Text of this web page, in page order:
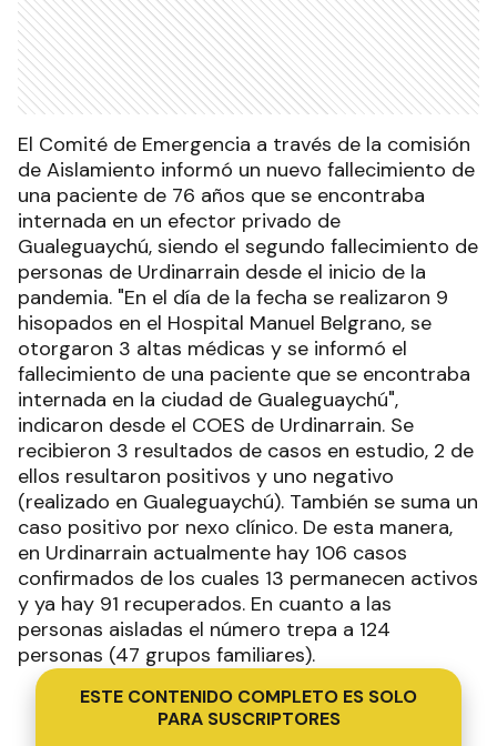
El Comité de Emergencia a través de la comisión
de Aislamiento informó un nuevo fallecimiento de
una paciente de 76 años que se encontraba
internada en un efector privado de
Gualeguaychú, siendo el segundo fallecimiento de
personas de Urdinarrain desde el inicio de la
pandemia. "En el día de la fecha se realizaron 9
hisopados en el Hospital Manuel Belgrano, se
otorgaron 3 altas médicas y se informó el
fallecimiento de una paciente que se encontraba
internada en la ciudad de Gualeguaychú",
indicaron desde el COES de Urdinarrain. Se
recibieron 3 resultados de casos en estudio, 2 de
ellos resultaron positivos y uno negativo
(realizado en Gualeguaychú). También se suma un
caso positivo por nexo clínico. De esta manera,
en Urdinarrain actualmente hay 106 casos
confirmados de los cuales 13 permanecen activos
y ya hay 91 recuperados. En cuanto a las
personas aisladas el número trepa a 124
personas (47 grupos familiares).
ESTE CONTENIDO COMPLETO ES SOLO
PARA SUSCRIPTORES